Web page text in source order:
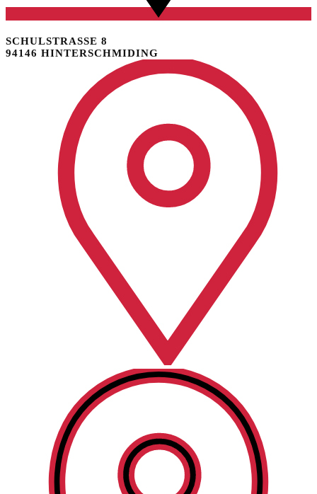
SCHULSTRASSE 8
94146 HINTERSCHMIDING